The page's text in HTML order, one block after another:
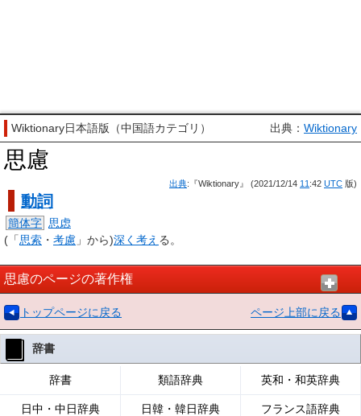
Wiktionary日本語版（中国語カテゴリ） 出典： Wiktionary
思慮
出典:『Wiktionary』 (2021/12/14 11 :42 UTC 版)
動詞
簡体字 思虑
(「思索 ・ 考慮 」から)深く 考え る。
思慮のページの著作権
トップページに戻る ページ上部に戻る
辞書
辞書 類語辞典 英和・和英辞典
日中・中日辞典 日韓・韓日辞典 フランス語辞典